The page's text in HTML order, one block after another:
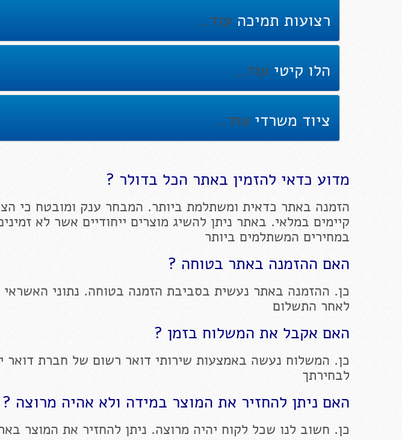
רצועות תמיכה עוד..
הלו קיטי עוד..
ציוד משרדי עוד..
מדוע כדאי להזמין באתר הכל בדולר ?
הזמנה באתר כדאית ומשתלמת ביותר. המבחר ענק ומובטח כי
קיימים במלאי. באתר ניתן להשיג מוצרים ייחודיים אשר לא
במחירים המשתלמים ביותר
האם ההזמנה באתר בטוחה ?
כן. ההזמנה באתר נעשית בסביבת הזמנה בטוחה. נתוני
לאחר התשלום
האם אקבל את המשלוח בזמן ?
כן. המשלוח נעשה באמצעות שירותי דואר רשום של חברת דואר
לבחירתך
האם ניתן להחזיר את המוצר במידה ולא אהיה מרוצה ?
כן. חשוב לנו שכל לקוח יהיה מרוצה. ניתן להחזיר את המוצר באריזה